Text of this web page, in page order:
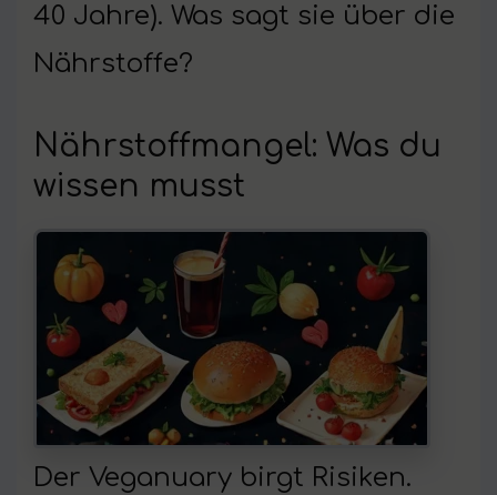
40 Jahre). Was sagt sie über die
Nährstoffe?
Nährstoffmangel: Was du
wissen musst
Der Veganuary birgt Risiken.